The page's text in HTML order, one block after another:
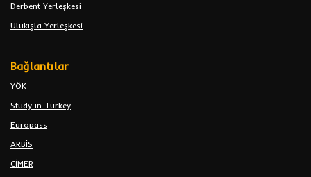
Derbent Yerleşkesi
Ulukışla Yerleşkesi
Bağlantılar
YÖK
Study in Turkey
Europass
ARBİS
CİMER